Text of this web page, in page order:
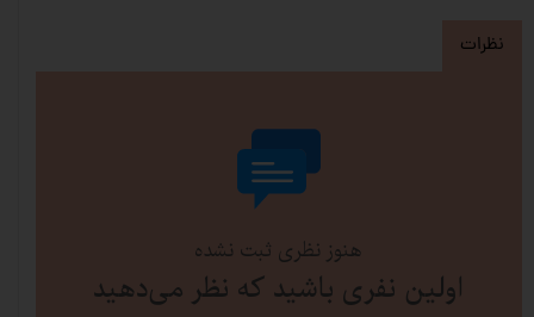
نظرات
هنوز نظری ثبت نشده
اولین نفری باشید که نظر می‌دهید